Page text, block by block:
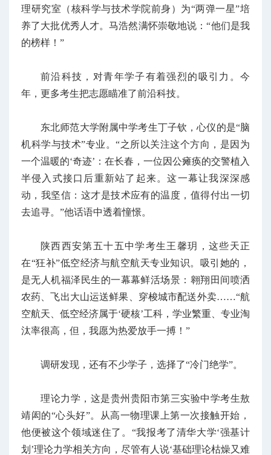
理研究室（核科学与技术学院前身）为“两弹一星”培
养了大批优秀人才。马浩然满怀崇敬地说：“他们是我
的榜样！”
前沿科技，对青年学子有着强烈的吸引力。今
年，更多考生把志愿瞄准了前沿科技。
东北师范大学附属中学考生丁子钦，心仪的是“脑
机科学与技术”专业。“之所以关注这个方向，是因为
一个温暖的‘奇迹’：在长春，一位因公瘫痪的交警植入
半侵入式接口后重新站了起来。这一幕让我深深感
动，我坚信：这才是技术应有的温度，值得付出一切
去追寻。”他话语中透着憧憬。
陕西西安第五十五中学考生王馨玥，这些天正
在“狂补”低空经济与航空航天专业知识。吸引她的，
是无人机福泽民生的一幕幕鲜活场景：翱翔田间喷洒
农药、飞出大山运送鲜果、穿梭城市配送外卖……“航
空航天、低空经济属于‘硬核’工科，学业繁重、专业淘
汰率很高，但，我愿为热爱放手一搏！”
调研发现，还有不少学子，选择了“冷门绝学”。
理论力学，这是贵州贵阳市第三实验中学考生敖
靖闳的“心头好”。从高一物理课上第一次接触开始，
他便被这个领域迷住了。“我报考了清华大学‘强基计
划’理论力学相关方向，尽管有人说‘基础理论枯燥又难